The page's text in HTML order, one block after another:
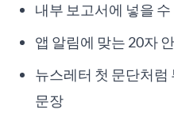
내부 보고서에 넣을
앱 알림에 맞는 20자
뉴스레터 첫 문단처
문장